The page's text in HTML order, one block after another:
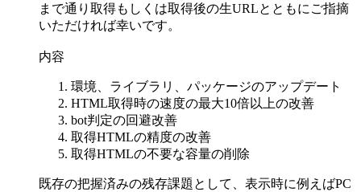
まで通り取得もしくは取得後の生URLとともにご指摘
いただければ幸いです。
内容
環境、ライブラリ、パッケージのアップデート
HTML取得時の速度の最大10倍以上の改善
bot判定の回避改善
取得HTMLの精度の改善
取得HTMLの不要な容量の削除
既存の把握済みの残存課題として、表示時に例えばPC